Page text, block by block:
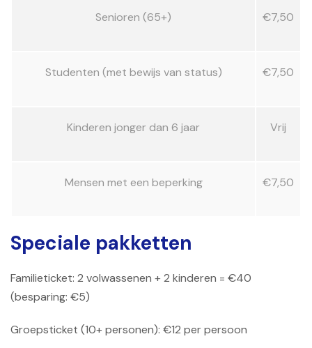
Senioren (65+) €7,50
Studenten (met bewijs van status) €7,50
Kinderen jonger dan 6 jaar Vrij
Mensen met een beperking €7,50
Speciale pakketten
Familieticket: 2 volwassenen + 2 kinderen = €40
(besparing: €5)
Groepsticket (10+ personen): €12 per persoon